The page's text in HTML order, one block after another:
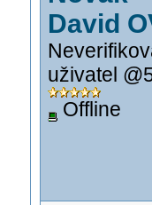
David
uživatel
Offline